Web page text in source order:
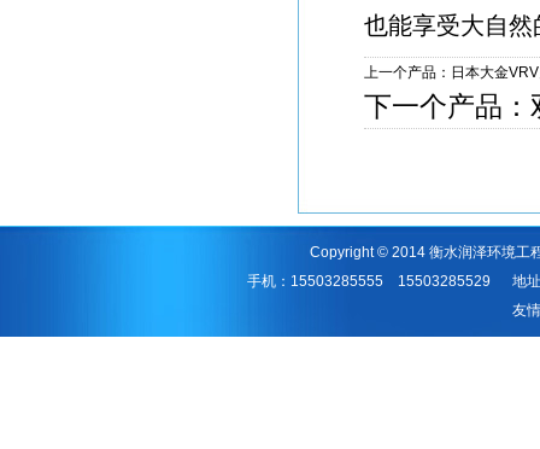
也能享受大自
上一个产品： 日本大金
下一个产品：
Copyright © 2014 衡水润泽环境
手机：15503285555 15503285529 地址
友